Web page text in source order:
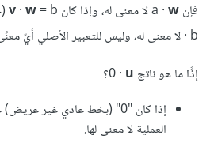
فإن a ·w
v·w= b (حيث b عدد حقيقي)، فإن ‎
· b لا معنى له، وليس للتعبير الأصلي أيّ معنًى في كلتا الحالتين.
إذًا ما هو ناتج 0‎ · u
إذا كان "0" (بخط عادي غير
العملية لا معنى لها.